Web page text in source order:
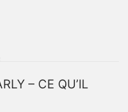
– CE QU’IL